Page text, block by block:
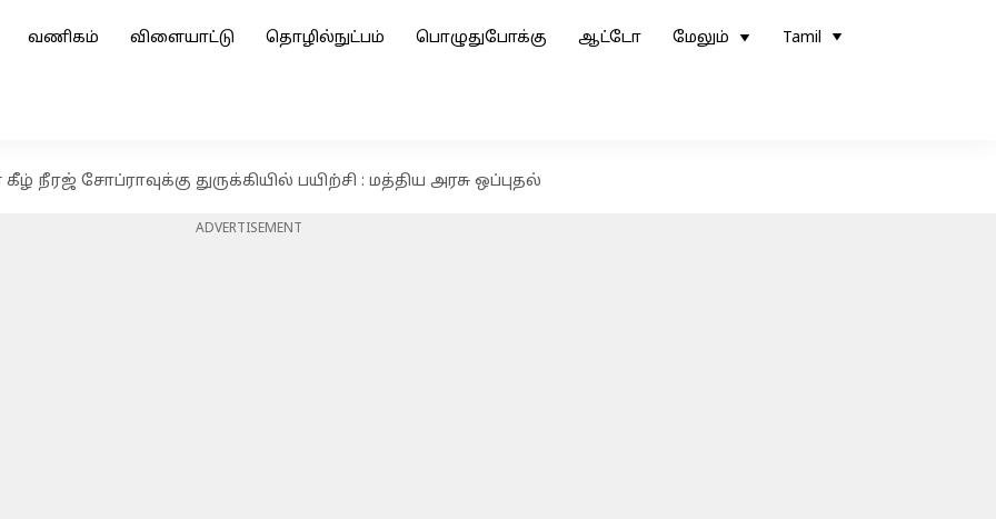
வணிகம் விளையாட்டு தொழில்நுட்பம் பொழுதுபோக்கு ஆட்டோ மேலும் Tamil
நீரஜ் சோப்ராவுக்கு துருக்கியில் பயிற்சி : மத்திய அரசு ஒப்புதல்
ADVERTISEMENT